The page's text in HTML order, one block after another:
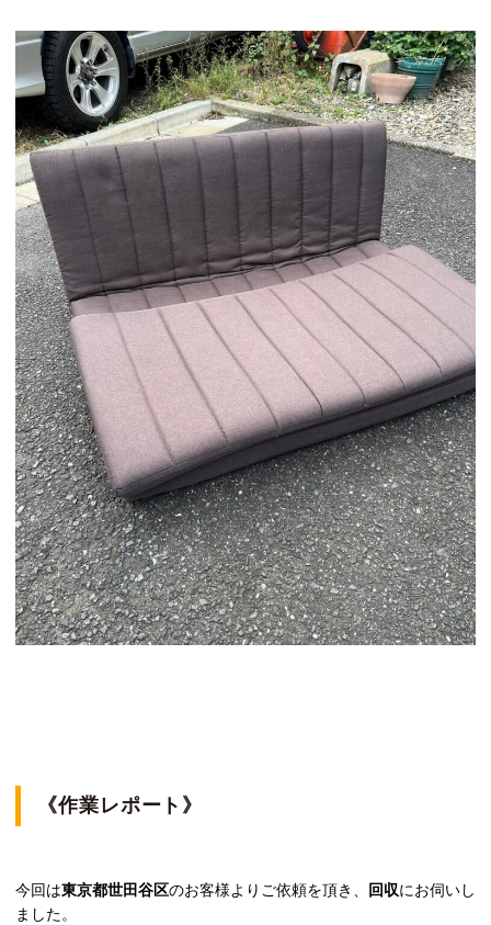
《作業レポート》
今回は東京都世田谷区のお客様よりご依頼を頂き、 回収にお伺いし
ました。